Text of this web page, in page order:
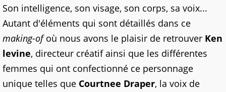
Son intelligence, son visage, son corps, sa voix...
Autant d'éléments qui sont détaillés dans ce
making-ofoù nous avons le plaisir de retrouver Ken
levine, directeur créatif ainsi que les différentes
femmes qui ont confectionné ce personnage
unique telles que Courtnee Draper, la voix de